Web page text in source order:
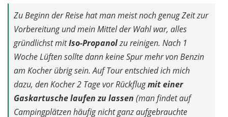
Zu Beginn der Reise hat man meist noch genug Zeit zur
Vorbereitung und mein Mittel der Wahl war, alles
gründlichst mitIso-Propanolzu reinigen. Nach 1
Woche Lüften sollte dann keine Spur mehr von Benzin
am Kocher übrig sein. Auf Tour entschied ich mich
dazu, den Kocher 2 Tage vor Rückflugmit einer
Gaskartusche laufen zu lassen (man findet auf
Campingplätzen häufig nicht ganz aufgebrauchte